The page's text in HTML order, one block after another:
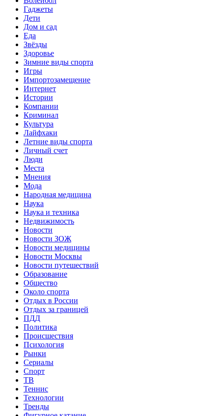
Гаджеты
Дети
Дом и сад
Еда
Звёзды
Здоровье
Зимние виды спорта
Игры
Импортозамещение
Интернет
Истории
Компании
Криминал
Культура
Лайфхаки
Летние виды спорта
Личный счет
Люди
Места
Мнения
Мода
Народная медицина
Наука
Наука и техника
Недвижимость
Новости
Новости ЗОЖ
Новости медицины
Новости Москвы
Новости путешествий
Образование
Общество
Около спорта
Отдых в России
Отдых за границей
ПДД
Политика
Происшествия
Психология
Рынки
Сериалы
Спорт
ТВ
Теннис
Технологии
Тренды